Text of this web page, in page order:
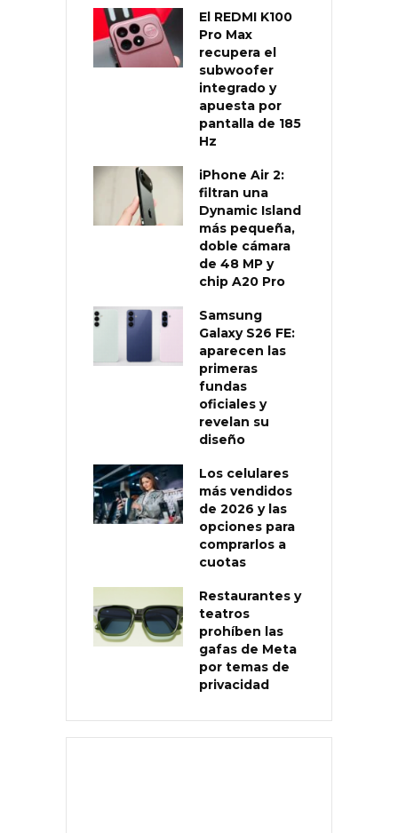
El REDMI K100
Pro Max
recupera el
subwoofer
integrado y
apuesta por
pantalla de 185
Hz
iPhone Air 2:
filtran una
Dynamic Island
más pequeña,
doble cámara
de 48 MP y
chip A20 Pro
Samsung
Galaxy S26 FE:
aparecen las
primeras
fundas
oficiales y
revelan su
diseño
Los celulares
más vendidos
de 2026 y las
opciones para
comprarlos a
cuotas
Restaurantes y
teatros
prohíben las
gafas de Meta
por temas de
privacidad